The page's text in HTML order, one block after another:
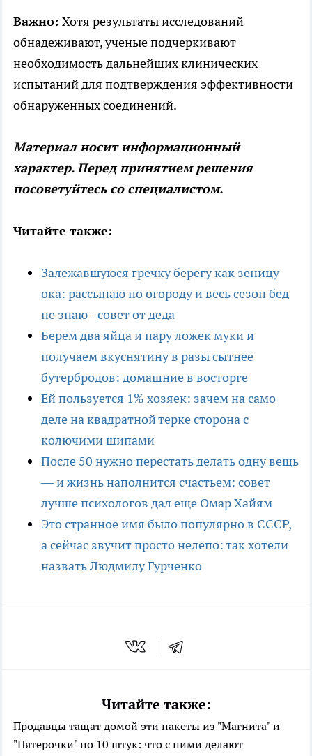
Важно: Хотя результаты исследований
обнадеживают, ученые подчеркивают
необходимость дальнейших клинических
испытаний для подтверждения эффективности
обнаруженных соединений.
Материал носит информационный
характер. Перед принятием решения
посоветуйтесь со специалистом.
Читайте также:
Залежавшуюся гречку берегу как зеницу
ока: рассыпаю по огороду и весь сезон бед
не знаю - совет от деда
Берем два яйца и пару ложек муки и
получаем вкуснятину в разы сытнее
бутербродов: домашние в восторге
Ей пользуется 1% хозяек: зачем на само
деле на квадратной терке сторона с
колючими шипами
После 50 нужно перестать делать одну вещь
— и жизнь наполнится счастьем: совет
лучше психологов дал еще Омар Хайям
Это странное имя было популярно в СССР,
а сейчас звучит просто нелепо: так хотели
назвать Людмилу Гурченко
Читайте также:
Продавцы тащат домой эти пакеты из "Магнита" и
"Пятерочки" по 10 штук: что с ними делают